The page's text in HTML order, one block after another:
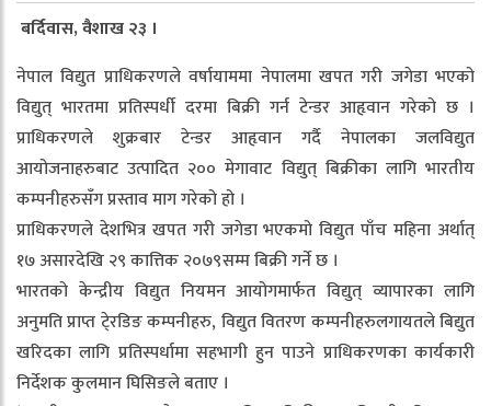
बर्दिवास, वैशाख २३ ।
नेपाल विद्युत प्राधिकरणले वर्षायाममा नेपालमा खपत गरी जगेडा भएको
विद्युत् भारतमा प्रतिस्पर्धी दरमा बिक्री गर्न टेन्डर आहृवान गरेको छ ।
प्राधिकरणले शुक्रबार टेन्डर आहृवान गर्दै नेपालका जलविद्युत
आयोजनाहरुबाट उत्पादित २०० मेगावाट विद्युत् बिक्रीका लागि भारतीय
कम्पनीहरुसँग प्रस्ताव माग गरेको हो ।
प्राधिकरणले देशभित्र खपत गरी जगेडा भएकमो विद्युत पाँच महिना अर्थात्
१७ असारदेखि २९ कात्तिक २०७९सम्म बिक्री गर्ने छ ।
भारतको केन्द्रीय विद्युत नियमन आयोगमार्फत विद्युत् व्यापारका लागि
अनुमति प्राप्त टे्रडिङ कम्पनीहरु, विद्युत वितरण कम्पनीहरुलगायतले बिद्युत
खरिदका लागि प्रतिस्पर्धामा सहभागी हुन पाउने प्राधिकरणका कार्यकारी
निर्देशक कुलमान घिसिङले बताए ।